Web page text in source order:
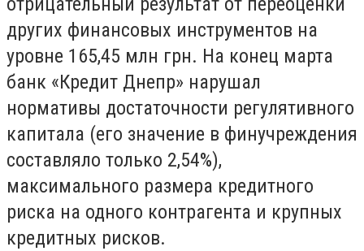
других финансовых инструментов на
уровне 165,45 млн грн. На конец марта
банк «Кредит Днепр» нарушал
нормативы достаточности регулятивного
капитала (его значение в финучреждения
составляло только 2,54%),
максимального размера кредитного
риска на одного контрагента и крупных
кредитных рисков.